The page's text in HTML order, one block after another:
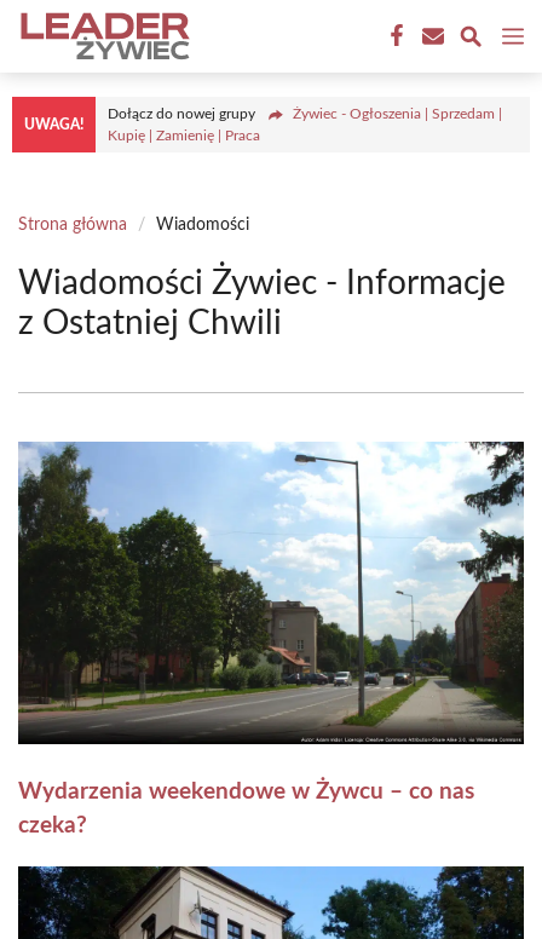
Przejdź
treści
UWAGA!
Dołącz do nowej grupy
Żywiec - Ogłoszenia | Sprzedam |
Kupię | Zamienię | Praca
Strona główna / Wiadomości
Wiadomości Żywiec - Informacje
z Ostatniej Chwili
Wydarzenia weekendowe w Żywcu – co nas
czeka?